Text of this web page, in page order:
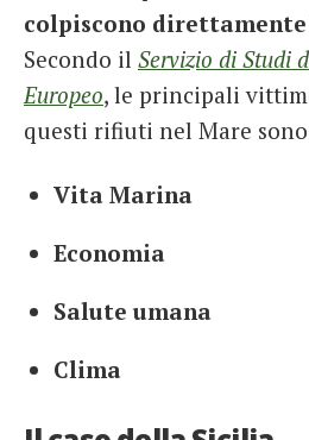
colpiscono
Secondo il Servizio di Studi
Europeo, le principali
questi rifiuti nel Mare
Vita Marina
Economia
Salute umana
Clima